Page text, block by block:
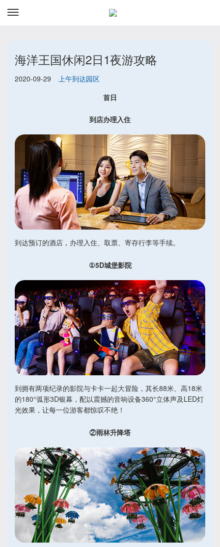
订
海洋王国休闲2日1夜游攻略
2020-09-29
上午到达园区
首日
到店办理入住
到达预订的酒店，办理入住、取票、寄存行李等手续。
①5D城堡影院
到拥有两项纪录的影院与卡卡一起大冒险，其长88米、高18米
的180°弧形3D银幕，配以震撼的音响设备360°立体声及LED灯
光效果，让每一位游客都惊叹不绝！
②雨林升降塔